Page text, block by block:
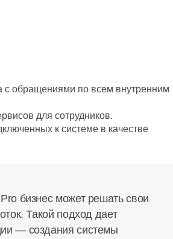
с обращениями по всем внутренним
для сотрудников.
к системе в качестве
бизнес может решать свои
Такой подход дает
— создания системы